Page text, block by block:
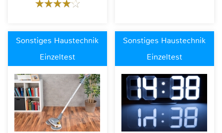
Sonstiges Haustechnik
Einzeltest
Sonstiges Haustechnik
Einzeltest